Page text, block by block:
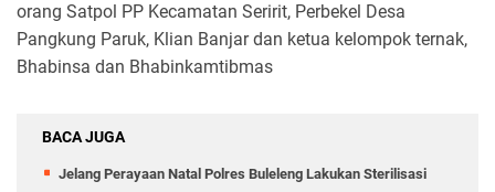
orang Satpol PP Kecamatan Seririt, Perbekel Desa
Pangkung Paruk, Klian Banjar dan ketua kelompok ternak,
Bhabinsa dan Bhabinkamtibmas
BACA JUGA
Jelang Perayaan Natal Polres Buleleng Lakukan Sterilisasi